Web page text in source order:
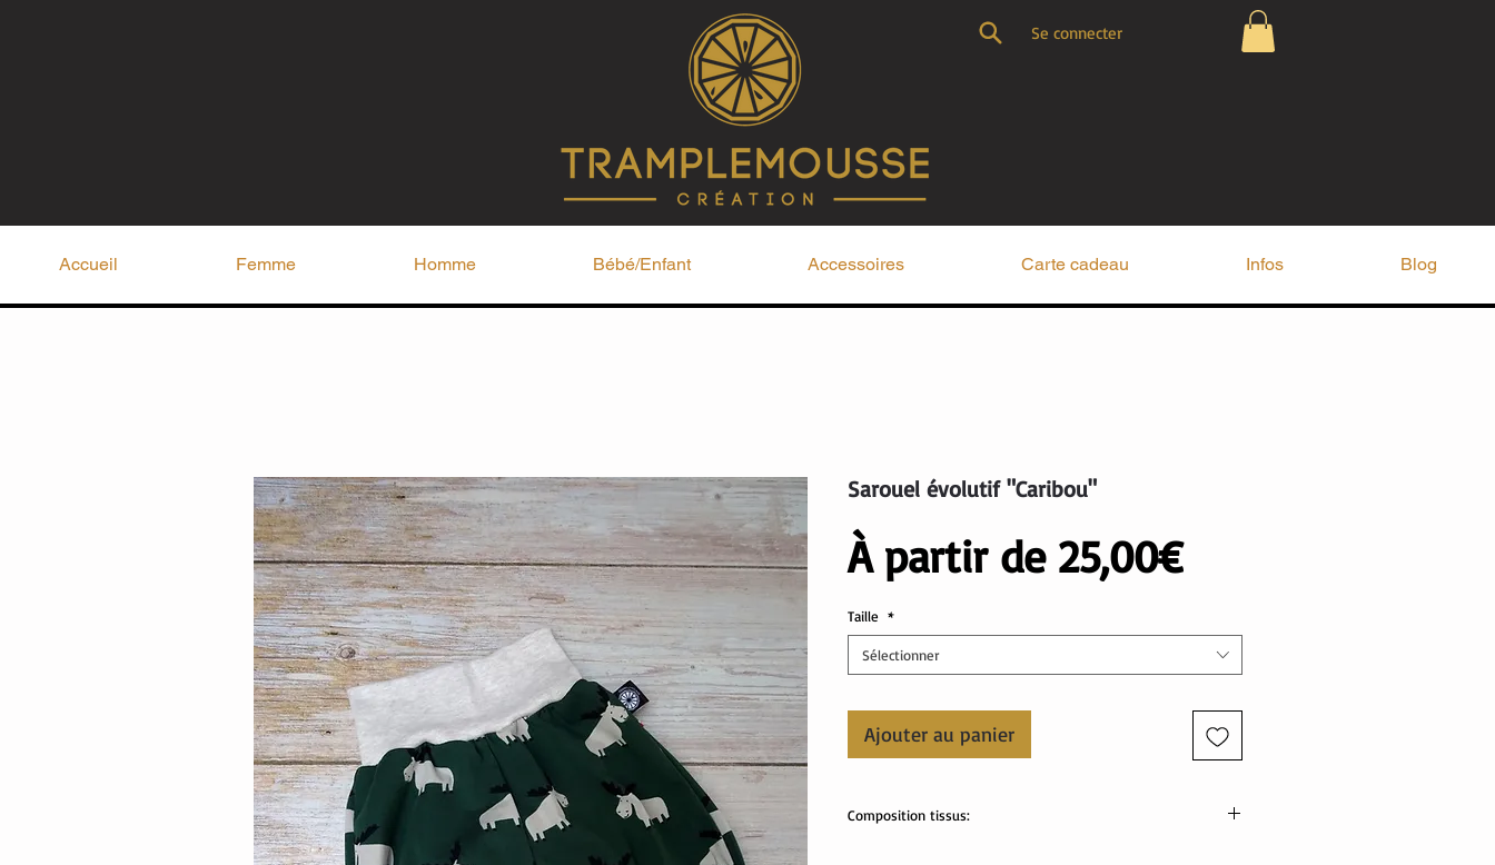
Sarouel évolutif "Caribou"
À partir de 25,00€Prix
Taille *
Sélectionner
Ajouter au panier
Composition tissus:
Accueil Femme Homme Bébé/Enfant Accessoires Carte cadeau Infos Blog
Se connecter